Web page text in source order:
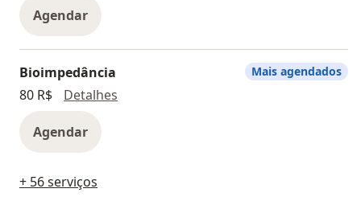
Agendar
Bioimpedância
80 R$
Detalhes
Agendar
Mais agendados
+ 56 serviços